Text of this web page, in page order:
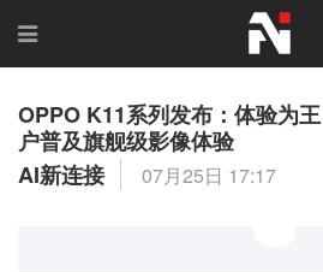
OPPO K11系列发布：体验为
户普及旗舰级影像体验
AI新连接
07月25日 17:17